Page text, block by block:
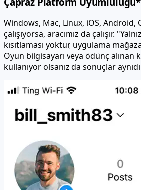
Windows, Mac, Linux, iOS, Android,
çalışıyorsa, aracımız da çalışır.
kısıtlaması yoktur, uygulama
Oyun bilgisayarı veya ödünç alınan
kullanıyor olsanız da sonuçlar